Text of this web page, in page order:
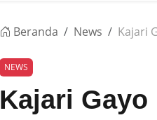
Beranda News Kajari
NEWS
Kajari